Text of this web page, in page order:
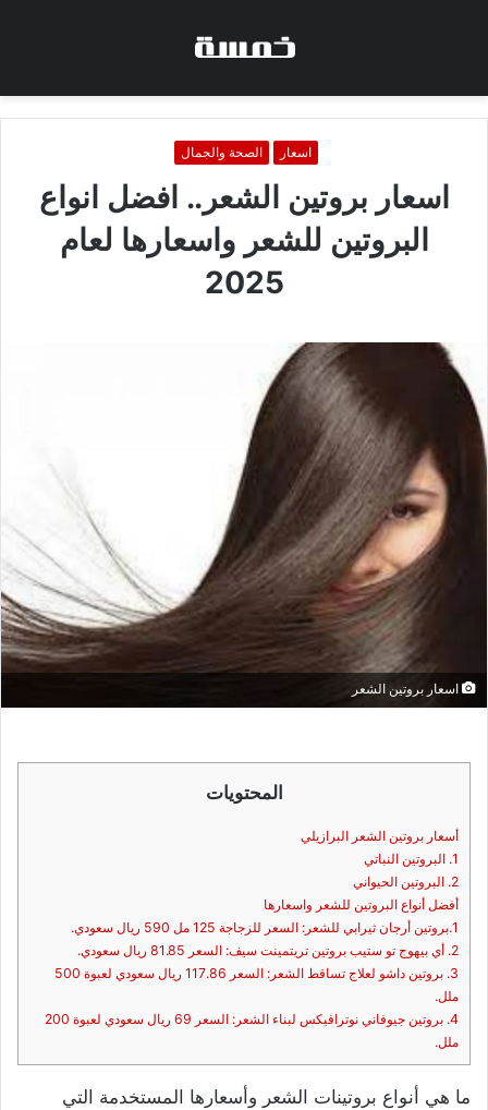
اسعار الصحة والجمال
اسعار بروتين الشعر.. افضل انواع
البروتين للشعر واسعارها لعام
2025
اسعار بروتين الشعر
المحتويات
أسعار بروتين الشعر البرازيلي
1. البروتين النباتي
2. البروتين الحيواني
أفضل أنواع البروتين للشعر واسعارها
1.بروتين أرجان ثيرابي للشعر: السعر للزجاجة 125 مل 590 ريال سعودي.
2. أي بيهوج تو ستيب بروتين تريتمينت سيف: السعر 81.85 ريال سعودي.
3. بروتين داشو لعلاج تساقط الشعر: السعر 117.86 ريال سعودي لعبوة 500
ملل.
4. بروتين جيوفاني نوترافيكس لبناء الشعر: السعر 69 ريال سعودي لعبوة 200
ملل.
ما هي أنواع بروتينات الشعر وأسعارها المستخدمة التي